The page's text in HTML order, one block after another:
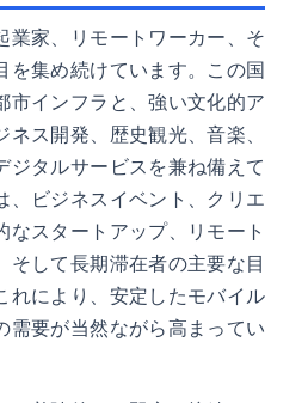
業家、リモートワーカー、そ
を集め続けています。この国
市インフラと、強い文化的ア
ス開発、歴史観光、音楽、
ジタルサービスを兼ね備えて
、ビジネスイベント、クリエ
なスタートアップ、リモート
そして長期滞在者の主要な目
れにより、安定したモバイル
需要が当然ながら高まってい